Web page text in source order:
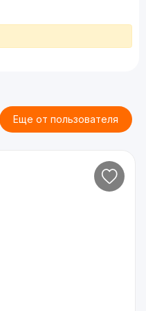
Еще от пользователя